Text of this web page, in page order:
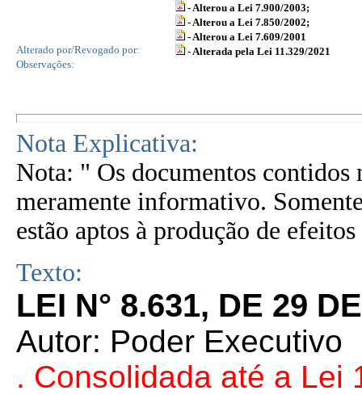
- Alterou a Lei 7.900/2003;
- Alterou a Lei 7.850/2002;
- Alterou a Lei 7.609/2001
Alterado por/Revogado por:
- Alterada pela Lei 11.329/2021
Observações:
Nota Explicativa:
Nota: " Os documentos contidos
meramente informativo.
estão aptos à produção de
Texto:
LEI N° 8.631, DE 29
Autor: Poder Executivo
. Consolidada até a Lei